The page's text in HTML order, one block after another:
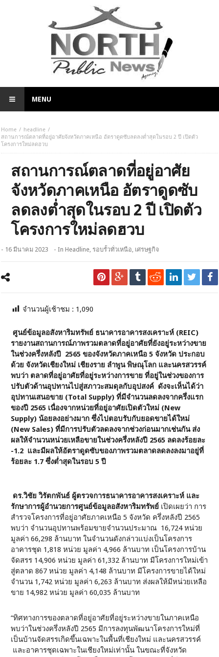
MENU
Home
headline
สถานการณ์ตลาดที่อยู่อาศัยจังหวัดภาคเหนือ อัตราดูดซับลดลงต่ำสุดในรอบ 2 ปี เปิดตัว
โครงการใหม่ลดฮวบ
สถานการณ์ตลาดที่อยู่อาศัย
จังหวัดภาคเหนือ อัตราดูดซับ
ลดลงต่ำสุดในรอบ 2 ปี เปิดตัว
โครงการใหม่ลดฮวบ
- 16 มีนาคม 2023 - InHeadline, รอบรั้วทั่วเหนือ, เศรษฐกิจ
จำนวนผู้เช้าชม : 1,090
ศูนย์ข้อมูลอสังหาริมทรัพย์ ธนาคารอาคารสงเคราะห์ (REIC)
รายงานสถานการณ์ภาพรวมตลาดที่อยู่อาศัยที่ยังอยู่ระหว่างขาย
ในช่วงครึ่งหลังปี 2565 ของจังหวัดภาคเหนือ 5 จังหวัด ประกอบ
ด้วย จังหวัดเชียงใหม่ เชียงราย ลำพูน พิษณุโลก และนครสวรรค์
พบว่า ตลาดที่อยู่อาศัยที่อยู่ระหว่างการขาย ที่อยู่ในช่วงของการ
ปรับตัวด้านอุปทานไปสู่สภาวะสมดุลกับอุปสงค์ ดังจะเห็นได้ว่า
อุปทานเสนอขาย (Total Supply) ที่มีจำนวนลดลงจากครึ่งแรก
ของปี 2565 เนื่องจากหน่วยที่อยู่อาศัยเปิดตัวใหม่ (New
Supply) น้อยลงอย่างมาก ซึ่งไปตอบรับกับยอดขายได้ใหม่
(New Sales) ที่มีการปรับตัวลดลงจากช่วงก่อนมากเช่นกัน ส่ง
ผลให้จำนวนหน่วยเหลือขายในช่วงครึ่งหลังปี 2565 ลดลงร้อยละ
-1.2 และมีผลให้อัตราดูดซับของภาพรวมตลาดลดลงลงมาอยู่ที่
ร้อยละ 1.7 ซึ่งต่ำสุดในรอบ 5 ปี
ดร.วิชัย วิรัตกพันธ์ ผู้ตรวจการธนาคารอาคารสงเคราะห์ และ
รักษาการผู้อำนวยการศูนย์ข้อมูลอสังหาริมทรัพย์ เปิดเผยว่า การ
สำรวจโครงการที่อยู่อาศัยภาคเหนือ 5 จังหวัด ครึ่งหลังปี 2565
พบว่า จำนวนอุปทานพร้อมขายจำนวนประมาณ 16,724 หน่วย
มูลค่า 66,298 ล้านบาท ในจำนวนดังกล่าวแบ่งเป็นโครงการ
อาคารชุด 1,818 หน่วย มูลค่า 4,966 ล้านบาท เป็นโครงการบ้าน
จัดสรร 14,906 หน่วย มูลค่า 61,332 ล้านบาท มีโครงการใหม่เข้า
สู่ตลาด 867 หน่วย มูลค่า 4,148 ล้านบาท มีโครงการขายได้ใหม่
จำนวน 1,742 หน่วย มูลค่า 6,263 ล้านบาท ส่งผลให้มีหน่วยเหลือ
ขาย 14,982 หน่วย มูลค่า 60,035 ล้านบาท
“ทิศทางการของตลาดที่อยู่อาศัยที่อยู่ระหว่างขายในภาคเหนือ
พบว่าในช่วงครึ่งหลังปี 2565 มีการลงทุนพัฒนาโครงการใหม่ที่
เป็นบ้านจัดสรรเกิดขึ้นเฉพาะในพื้นที่เชียงใหม่ และนครสวรรค์
และอาคารชุดเฉพาะในเชียงใหม่เท่านั้น ในขณะที่จังหวัด